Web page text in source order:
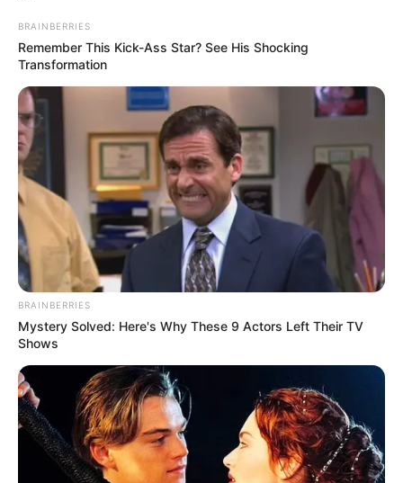
ราศีในช่วงนี้จะ ขี้หึงมหาโหด
ราศีพิจิก (16 พ.ย. – 15 ธ.ค.) ในช่วงนี้มีเกณฑ์จะขี้หึง
มหาโหด
โบราณเขาว่าเสียทองเท่าหัวไม่ยอมเสียผัวให้ใคร และที่
สำคัญในขณะนี้ก็มีอยู่ราศีหนึ่งที่มีดาวอังคาร ซึ่งเป็นดาว
ตัวแทนของความหึงหวงหรืออารมณ์ที่ร้อนแรงไปอยู่ใน
เรือนคู่ก็คือชาว ราศีพิจิก ราศีพิจิก ในขณะนี้ดาวคนรักหรือ
ดาวคู่รักโคจรไปอยู่ใน ราศีกรกฎ มีตำแหน่งเป็นราชาโชค มี
ความหมาย ปัตณี หรือดาวศุกร์ซึ่งเป็นดาวตัวแทนของคน
รักหรือชาวพิจิกไปอยู่ใน ราศีกรกฎ ซึ่งแปลว่า คนรักคู่รัก
ของชาว ราศีพิจิก มีเสน่งเป็นที่รัก เป็นที่ต้องตาต้องใจ เดิน
ไปที่ไหนคู่รักหรือคนรักของชาว ราศีพิจิก มีแต่คนมองแบบ
ชื่นชมชื่นชอบ
BRAINBERRIES
Remember This Kick-Ass Star? See His Shocking
Transformation
BRAINBERRIES
Mystery Solved: Here's Why These 9 Actors Left Their TV
Shows